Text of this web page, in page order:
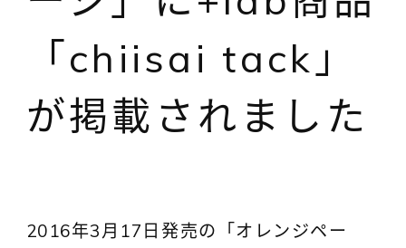
「chiisai tack」
が掲載されました
2016年3月17日発売の「オレンジペー